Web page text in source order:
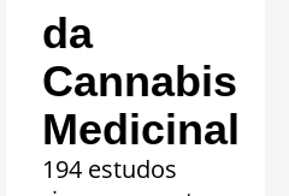
da
Cannabis
Medicinal
194 estudos